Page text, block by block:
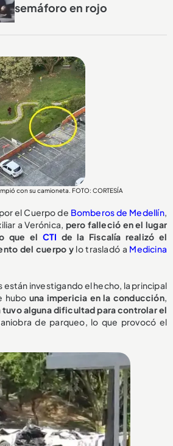
semáforo en rojo
con su camioneta. FOTO: CORTESÍA
el Cuerpo de Bomberos de Medellín,
a Verónica, pero falleció en el lugar
que el CTI de la Fiscalía realizó el
del cuerpo y lo trasladó a Medicina
están investigando el hecho, la principal
hubo una impericia en la conducción,
tuvo alguna dificultad para controlar el
de parqueo, lo que provocó el